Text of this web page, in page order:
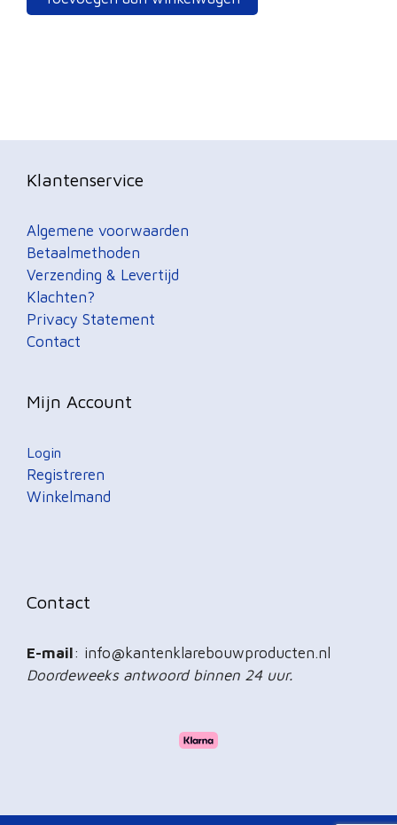
Klantenservice
Algemene voorwaarden
Betaalmethoden
Verzending & Levertijd
Klachten?
Privacy Statement
Contact
Mijn Account
Login
Registreren
Winkelmand
Contact
E-mail: info@kantenklarebouwproducten.nl
Doordeweeks antwoord binnen 24 uur.